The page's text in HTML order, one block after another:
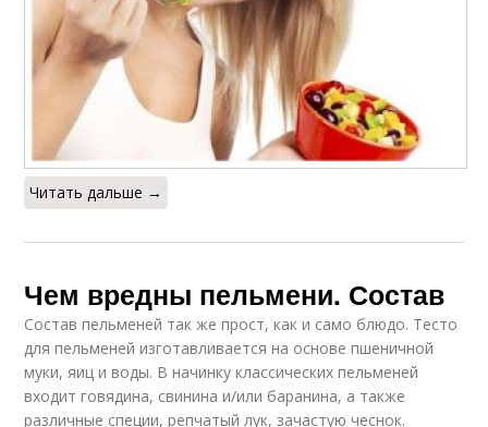
Читать дальше →
Чем вредны пельмени. Состав
Состав пельменей так же прост, как и само блюдо. Тесто
для пельменей изготавливается на основе пшеничной
муки, яиц и воды. В начинку классических пельменей
входит говядина, свинина и/или баранина, а также
различные специи, репчатый лук, зачастую чеснок.